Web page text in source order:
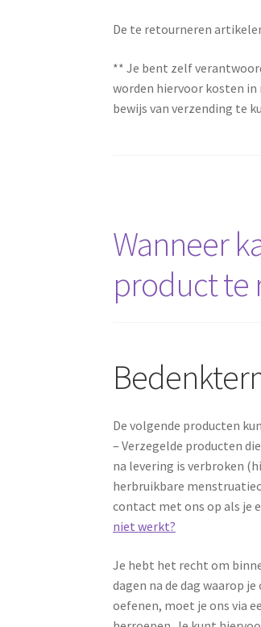
De te retourneren
** Je bent zelf
worden hiervoor kosten
bewijs van verzending te
Wanneer
product te
De volgende producten
– Verzegelde producten
na levering is verbroken
herbruikbare
contact met ons op als je
niet werkt?
Je hebt het recht om
dagen na de dag waarop
oefenen, moet je ons via